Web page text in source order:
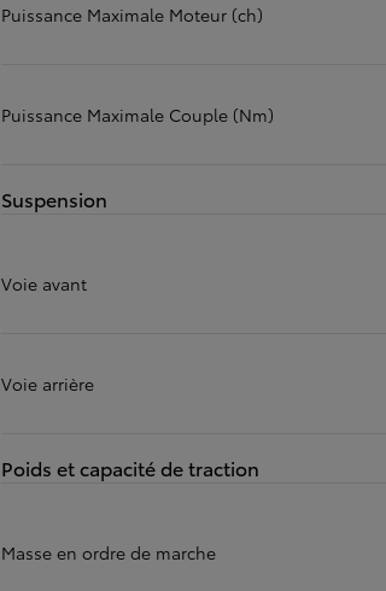
Puissance Maximale Moteur (ch)
Puissance Maximale Couple (Nm)
Suspension
Voie avant
Voie arrière
Poids et capacité de traction
Masse en ordre de marche